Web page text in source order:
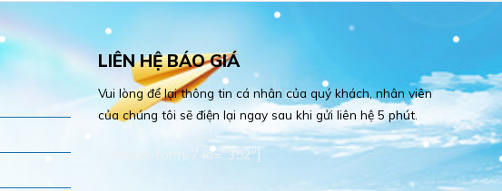
LIÊN HỆ BÁO GIÁ
Vui lòng để lại thông tin cá nhân của quý khách, nhân viên
của chúng tôi sẽ điện lại ngay sau khi gửi liên hệ 5 phút.
[contact-form-7 id="352"]